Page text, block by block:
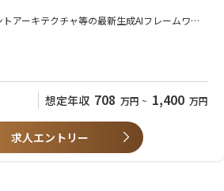
ケティングテクノロジー領域において、自社サ
で、様々な領域で専門性を持った人材が支援
大を狙っていくことが組織としてのミッショ
る「生活者発想」×「テクノロジー」によるビ
チームは、得意先の業務変革・CRM・データ活
トアーキテクチャ等の最新生成AIフレームワー
イアントワーク（業務変革・構想策定・PoC推
ント企業との共創型PoCや技術検証プロジェ
ェクトにおいて、プロンプト設計やAPI連携を
をリードした経験
エンティストと連携しながら、業務要件を技術
例：ベンダーや開発会社に対する仕様伝達や進
想定年収 708 万円 ~ 1,400 万円
求人エントリー